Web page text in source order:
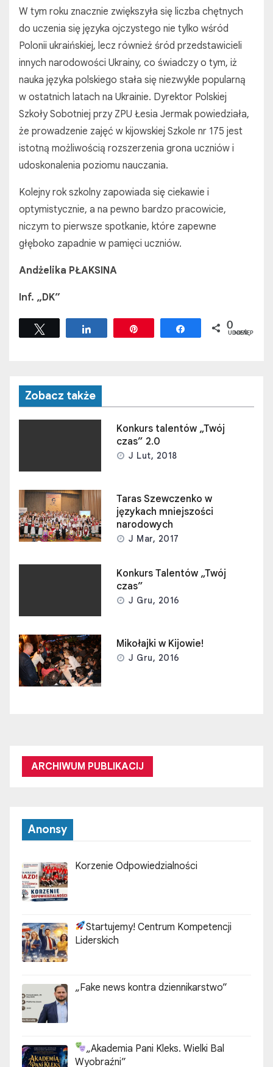
W tym roku znacznie zwiększyła się liczba chętnych
do uczenia się języka ojczystego nie tylko wśród
Polonii ukraińskiej, lecz również śród przedstawicieli
innych narodowości Ukrainy, co świadczy o tym, iż
nauka języka polskiego stała się niezwykle popularną
w ostatnich latach na Ukrainie. Dyrektor Polskiej
Szkoły Sobotniej przy ZPU Łesia Jermak powiedziała,
że prowadzenie zajęć w kijowskiej Szkole nr 175 jest
istotną możliwością rozszerzenia grona uczniów i
udoskonalenia poziomu nauczania.
Kolejny rok szkolny zapowiada się ciekawie i
optymistycznie, a na pewno bardzo pracowicie,
niczym to pierwsze spotkanie, które zapewne
głęboko zapadnie w pamięci uczniów.
Andżelika PŁAKSINA
Inf. „DK”
Udostępnij Udostępnij
0
UDOSTĘPNIEŃ
Zobacz także
Konkurs talentów „Twój
czas” 2.0
J Lut, 2018
Taras Szewczenko w
językach mniejszości
narodowych
J Mar, 2017
Konkurs Talentów „Twój
czas”
J Gru, 2016
Mikołajki w Kijowie!
J Gru, 2016
ARCHIWUM PUBLIKACIJ
Anonsy
Korzenie Odpowiedzialności
Startujemy! Centrum Kompetencji
Liderskich
„Fake news kontra dziennikarstwo”
„Akademia Pani Kleks. Wielki Bal
Wyobraźni”